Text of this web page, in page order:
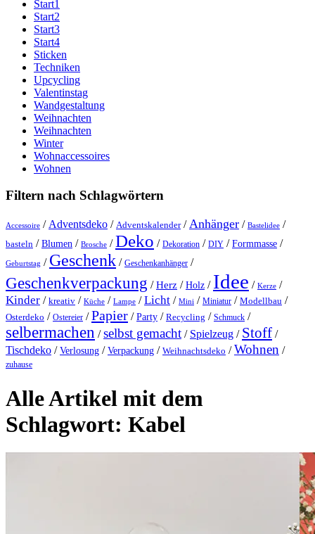
Start1
Start2
Start3
Start4
Sticken
Techniken
Upcycling
Valentinstag
Wandgestaltung
Weihnachten
Weihnachten
Winter
Wohnaccessoires
Wohnen
Filtern nach Schlagwörtern
Accessoire / Adventsdeko / Adventskalender/Anhänger / Bastelidee /
basteln /Blumen / Brosche /Deko / Dekoration / DIY /Formmasse /
Geburtstag / Geschenk / Geschenkanhänger /
Geschenkverpackung /Herz /Holz / Idee / Kerze /
Kinder / kreativ / Küche / Lampe /Licht / Mini / Miniatur / Modellbau /
Osterdeko / Ostereier /Papier /Party / Recycling / Schmuck /
selbermachen /selbst gemacht / Spielzeug / Stoff /
Tischdeko /Verlosung /Verpackung / Weihnachtsdeko /Wohnen /
zuhause
Alle Artikel mit dem
Schlagwort: Kabel